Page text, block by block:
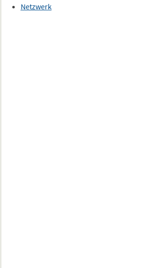
Netzwerk